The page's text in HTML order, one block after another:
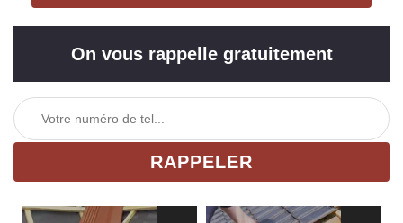
On vous rappelle gratuitement